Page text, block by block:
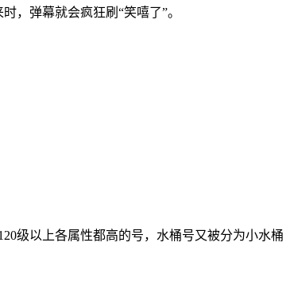
，弹幕就会疯狂刷“笑嘻了”。
级以上各属性都高的号，水桶号又被分为小水桶